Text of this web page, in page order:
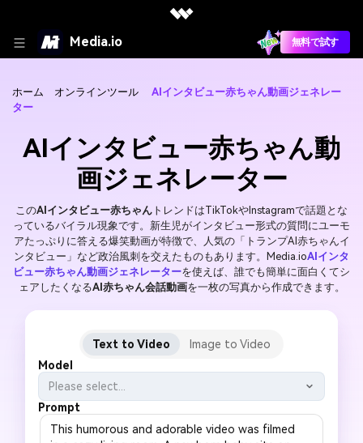
Media.io 無料で試す
ホーム オンラインツール
AIインタビュー赤ちゃん動画ジェネレー
ター
AIインタビュー赤ちゃん動
画ジェネレーター
このAIインタビュー赤ちゃん トレンドはTikTokやInstagramで話題とな
っているバイラル現象です。新生児がインタビュー形式の質問にユーモ
アたっぷりに答える爆笑動画が特徴で、人気の「トランプAI赤ちゃんイ
ンタビュー」など政治風刺を交えたものもあります。Media.ioAIインタ
ビュー赤ちゃん動画ジェネレーターを使えば、誰でも簡単に面白くてシ
ェアしたくなるAI赤ちゃん会話動画を一枚の写真から作成できます。
Text to Video
Image to Video
Model
Please select...
Prompt